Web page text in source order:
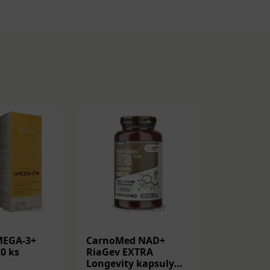
3+
ks
CarnoMed NAD+
RiaGev EXTRA
Longevity kapsuly